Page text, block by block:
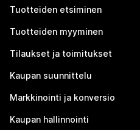
Tuotteiden etsiminen
Tuotteiden myyminen
Tilaukset ja toimitukset
Kaupan suunnittelu
Markkinointi ja konversio
Kaupan hallinnointi